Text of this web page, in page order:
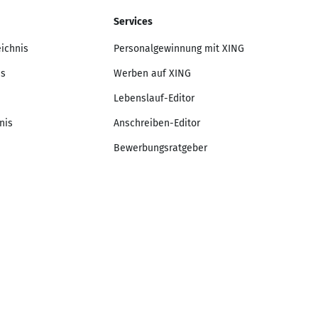
Services
Personalgewinnung mit XING
Werben auf XING
Lebenslauf-Editor
Anschreiben-Editor
Bewerbungsratgeber